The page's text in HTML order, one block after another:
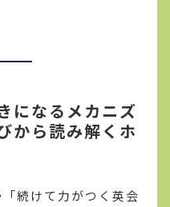
になるメカニズ
から読み解くホ
「続けて力がつく英会